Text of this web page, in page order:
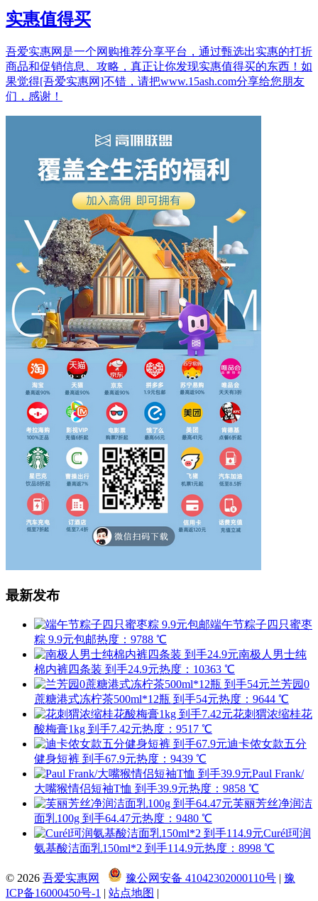
实惠值得买
吾爱实惠网是一个网购推荐分享平台，通过甄选出实惠的打折
商品和促销信息、攻略，真正让你发现实惠值得买的东西！如
果觉得[吾爱实惠网]不错，请把www.15ash.com分享给您朋友
们，感谢！
最新发布
端午节粽子四只蜜枣
粽 9.9元包邮热度：9788 ℃
南极人男士纯
棉内裤四条装 到手24.9元热度：10363 ℃
兰芳园0
蔗糖港式冻柠茶500ml*12瓶 到手54元热度：9644 ℃
花刺猬浓缩桂花
酸梅膏1kg 到手7.42元热度：9517 ℃
迪卡侬女款五分
健身短裤 到手67.9元热度：9439 ℃
Paul Frank/
大嘴猴情侣短袖T恤 到手39.9元热度：9858 ℃
芙丽芳丝净润洁
面乳100g 到手64.47元热度：9480 ℃
Curél珂润
氨基酸洁面乳150ml*2 到手114.9元热度：8998 ℃
© 2026 吾爱实惠网 豫公网安备 41042302000110号 | 豫
ICP备16000450号-1 | 站点地图 |